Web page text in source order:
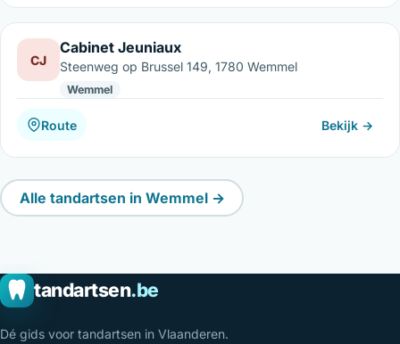
CJ
Cabinet Jeuniaux
Steenweg op Brussel 149, 1780 Wemmel
Wemmel
Route Bekijk →
Alle tandartsen in Wemmel →
tandartsen.be
Dé gids voor tandartsen in Vlaanderen.